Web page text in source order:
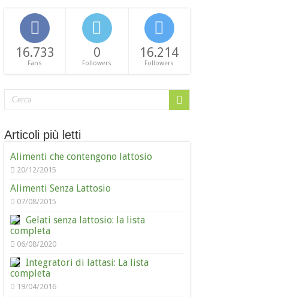
16.733
Fans
0
Followers
16.214
Followers
Articoli più letti
Alimenti che contengono lattosio
20/12/2015
Alimenti Senza Lattosio
07/08/2015
Gelati senza lattosio: la lista
completa
06/08/2020
Integratori di lattasi: La lista
completa
19/04/2016